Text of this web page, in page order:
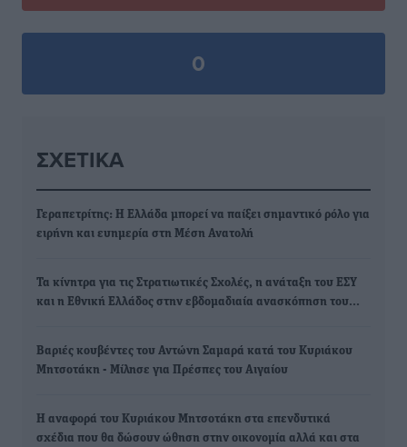
0
ΣΧΕΤΙΚΆ
Γεραπετρίτης: Η Ελλάδα μπορεί να παίξει σημαντικό ρόλο για
ειρήνη και ευημερία στη Μέση Ανατολή
Τα κίνητρα για τις Στρατιωτικές Σχολές, η ανάταξη του ΕΣΥ
και η Εθνική Ελλάδος στην εβδομαδιαία ανασκόπηση του…
Bαριές κουβέντες του Αντώνη Σαμαρά κατά του Κυριάκου
Μητσοτάκη - Μίλησε για Πρέσπες του Αιγαίου
Η αναφορά του Κυριάκου Μητσοτάκη στα επενδυτικά
σχέδια που θα δώσουν ώθηση στην οικονομία αλλά και στα